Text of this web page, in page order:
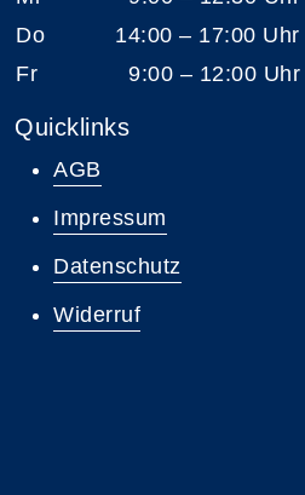
Do
14:00 – 17:00 Uhr
Fr
9:00 – 12:00 Uhr
Quicklinks
AGB
Impressum
Datenschutz
Widerruf